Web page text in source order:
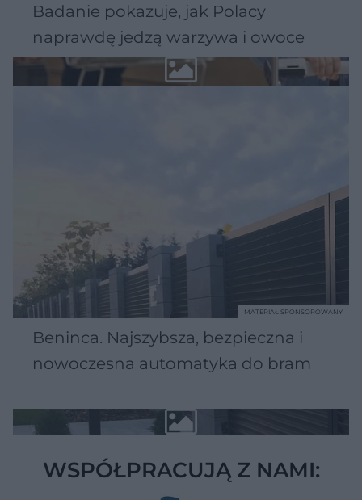
Badanie pokazuje, jak Polacy
naprawdę jedzą warzywa i owoce
Beninca. Najszybsza, bezpieczna i
nowoczesna automatyka do bram
MATERIAŁ SPONSOROWANY
WSPÓŁPRACUJĄ Z NAMI: